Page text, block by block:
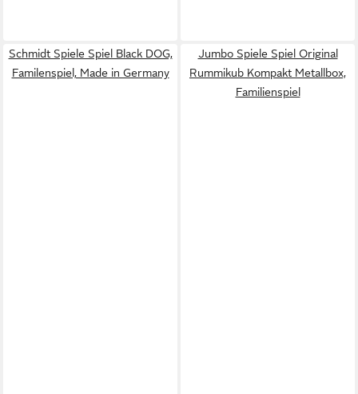
Schmidt Spiele Spiel Black DOG,
Familenspiel, Made in Germany
Jumbo Spiele Spiel Original
Rummikub Kompakt Metallbox,
Familienspiel